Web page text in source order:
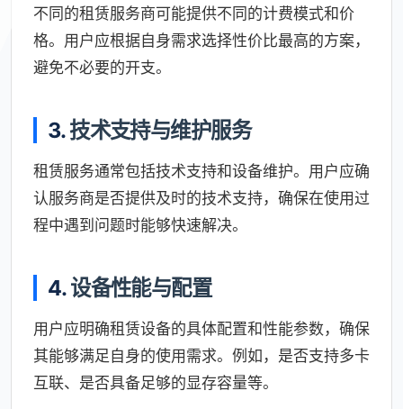
不同的租赁服务商可能提供不同的计费模式和价
格。用户应根据自身需求选择性价比最高的方案，
避免不必要的开支。
3.技术支持与维护服务
租赁服务通常包括技术支持和设备维护。用户应确
认服务商是否提供及时的技术支持，确保在使用过
程中遇到问题时能够快速解决。
4.设备性能与配置
用户应明确租赁设备的具体配置和性能参数，确保
其能够满足自身的使用需求。例如，是否支持多卡
互联、是否具备足够的显存容量等。